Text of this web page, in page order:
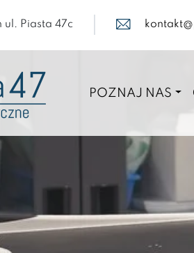
ul. Piasta 47c
POZNAJ NAS